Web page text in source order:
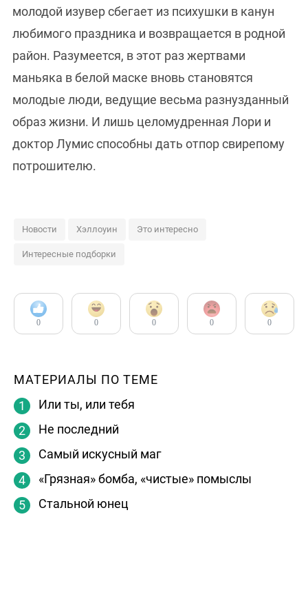
молодой изувер сбегает из психушки в канун
любимого праздника и возвращается в родной
район. Разумеется, в этот раз жертвами
маньяка в белой маске вновь становятся
молодые люди, ведущие весьма разнузданный
образ жизни. И лишь целомудренная Лори и
доктор Лумис способны дать отпор свирепому
потрошителю.
Новости Хэллоуин Это интересно
Интересные подборки
0 0 0 0 0
МАТЕРИАЛЫ ПО ТЕМЕ
Или ты, или тебя
Не последний
Самый искусный маг
«Грязная» бомба, «чистые» помыслы
Стальной юнец